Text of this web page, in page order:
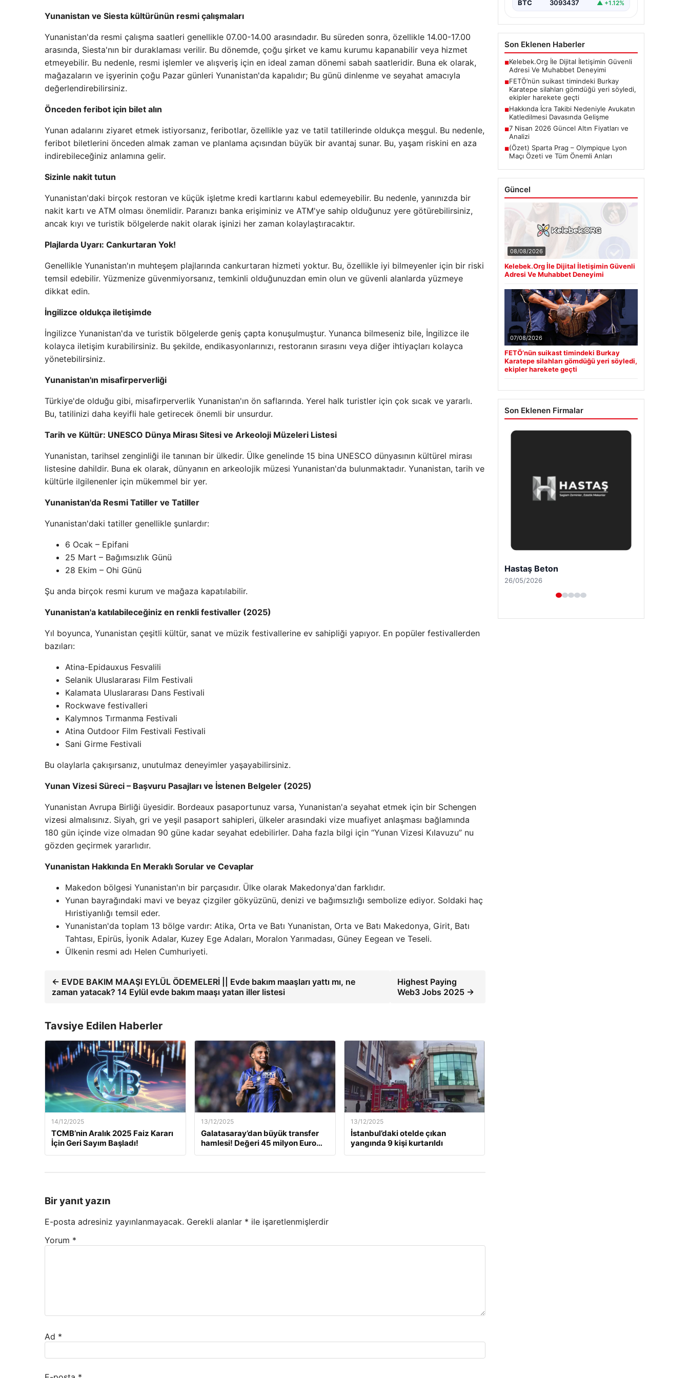
Yunanistan ve Siesta kültürünün resmi çalışmaları
Yunanistan'da resmi çalışma saatleri genellikle 07.00-14.00 arasındadır. Bu süreden sonra, özellikle 14.00-17.00
arasında, Siesta'nın bir duraklaması verilir. Bu dönemde, çoğu şirket ve kamu kurumu kapanabilir veya hizmet
etmeyebilir. Bu nedenle, resmi işlemler ve alışveriş için en ideal zaman dönemi sabah saatleridir. Buna ek olarak,
mağazaların ve işyerinin çoğu Pazar günleri Yunanistan'da kapalıdır; Bu günü dinlenme ve seyahat amacıyla
değerlendirebilirsiniz.
Önceden feribot için bilet alın
Yunan adalarını ziyaret etmek istiyorsanız, feribotlar, özellikle yaz ve tatil tatillerinde oldukça meşgul. Bu nedenle,
feribot biletlerini önceden almak zaman ve planlama açısından büyük bir avantaj sunar. Bu, yaşam riskini en aza
indirebileceğiniz anlamına gelir.
Sizinle nakit tutun
Yunanistan'daki birçok restoran ve küçük işletme kredi kartlarını kabul edemeyebilir. Bu nedenle, yanınızda bir
nakit kartı ve ATM olması önemlidir. Paranızı banka erişiminiz ve ATM'ye sahip olduğunuz yere götürebilirsiniz,
ancak kıyı ve turistik bölgelerde nakit olarak işinizi her zaman kolaylaştıracaktır.
Plajlarda Uyarı: Cankurtaran Yok!
Genellikle Yunanistan'ın muhteşem plajlarında cankurtaran hizmeti yoktur. Bu, özellikle iyi bilmeyenler için bir riski
temsil edebilir. Yüzmenize güvenmiyorsanız, temkinli olduğunuzdan emin olun ve güvenli alanlarda yüzmeye
dikkat edin.
İngilizce oldukça iletişimde
İngilizce Yunanistan'da ve turistik bölgelerde geniş çapta konuşulmuştur. Yunanca bilmeseniz bile, İngilizce ile
kolayca iletişim kurabilirsiniz. Bu şekilde, endikasyonlarınızı, restoranın sırasını veya diğer ihtiyaçları kolayca
yönetebilirsiniz.
Yunanistan'ın misafirperverliği
Türkiye'de olduğu gibi, misafirperverlik Yunanistan'ın ön saflarında. Yerel halk turistler için çok sıcak ve yararlı.
Bu, tatilinizi daha keyifli hale getirecek önemli bir unsurdur.
Tarih ve Kültür: UNESCO Dünya Mirası Sitesi ve Arkeoloji Müzeleri Listesi
Yunanistan, tarihsel zenginliği ile tanınan bir ülkedir. Ülke genelinde 15 bina UNESCO dünyasının kültürel mirası
listesine dahildir. Buna ek olarak, dünyanın en arkeolojik müzesi Yunanistan'da bulunmaktadır. Yunanistan, tarih ve
kültürle ilgilenenler için mükemmel bir yer.
Yunanistan'da Resmi Tatiller ve Tatiller
Yunanistan'daki tatiller genellikle şunlardır:
6 Ocak – Epifani
25 Mart – Bağımsızlık Günü
28 Ekim – Ohi Günü
Şu anda birçok resmi kurum ve mağaza kapatılabilir.
Yunanistan'a katılabileceğiniz en renkli festivaller (2025)
Yıl boyunca, Yunanistan çeşitli kültür, sanat ve müzik festivallerine ev sahipliği yapıyor. En popüler festivallerden
bazıları:
Atina-Epidauxus Fesvalili
Selanik Uluslararası Film Festivali
Kalamata Uluslararası Dans Festivali
Rockwave festivalleri
Kalymnos Tırmanma Festivali
Atina Outdoor Film Festivali Festivali
Sani Girme Festivali
Bu olaylarla çakışırsanız, unutulmaz deneyimler yaşayabilirsiniz.
Yunan Vizesi Süreci – Başvuru Pasajları ve İstenen Belgeler (2025)
Yunanistan Avrupa Birliği üyesidir. Bordeaux pasaportunuz varsa, Yunanistan'a seyahat etmek için bir Schengen
vizesi almalısınız. Siyah, gri ve yeşil pasaport sahipleri, ülkeler arasındaki vize muafiyet anlaşması bağlamında
180 gün içinde vize olmadan 90 güne kadar seyahat edebilirler. Daha fazla bilgi için “Yunan Vizesi Kılavuzu” nu
gözden geçirmek yararlıdır.
Yunanistan Hakkında En Meraklı Sorular ve Cevaplar
Makedon bölgesi Yunanistan'ın bir parçasıdır. Ülke olarak Makedonya'dan farklıdır.
Yunan bayrağındaki mavi ve beyaz çizgiler gökyüzünü, denizi ve bağımsızlığı sembolize ediyor. Soldaki haç
Hıristiyanlığı temsil eder.
Yunanistan'da toplam 13 bölge vardır: Atika, Orta ve Batı Yunanistan, Orta ve Batı Makedonya, Girit, Batı
Tahtası, Epirüs, İyonik Adalar, Kuzey Ege Adaları, Moralon Yarımadası, Güney Eegean ve Teseli.
Ülkenin resmi adı Helen Cumhuriyeti.
← EVDE BAKIM MAAŞI EYLÜL ÖDEMELERİ || Evde bakım maaşları yattı mı, ne
zaman yatacak? 14 Eylül evde bakım maaşı yatan iller listesi
Highest Paying
Web3 Jobs 2025 →
Tavsiye Edilen Haberler
14/12/2025
TCMB’nin Aralık 2025 Faiz Kararı
İçin Geri Sayım Başladı!
13/12/2025
Galatasaray’dan büyük transfer
hamlesi! Değeri 45 milyon Euro…
13/12/2025
İstanbul’daki otelde çıkan
yangında 9 kişi kurtarıldı
Bir yanıt yazın
E-posta adresiniz yayınlanmayacak. Gerekli alanlar * ile işaretlenmişlerdir
Yorum *
Ad *
BTC 3093437 ▲ +1.12%
Son Eklenen Haberler
■Kelebek.Org İle Dijital İletişimin Güvenli
Adresi Ve Muhabbet Deneyimi
■FETÖ’nün suikast timindeki Burkay
Karatepe silahları gömdüğü yeri söyledi,
ekipler harekete geçti
■Hakkında İcra Takibi Nedeniyle Avukatın
Katledilmesi Davasında Gelişme
■7 Nisan 2026 Güncel Altın Fiyatları ve
Analizi
■(Özet) Sparta Prag – Olympique Lyon
Maçı Özeti ve Tüm Önemli Anları
Güncel
08/08/2026
Kelebek.Org İle Dijital İletişimin Güvenli
Adresi Ve Muhabbet Deneyimi
07/08/2026
FETÖ’nün suikast timindeki Burkay
Karatepe silahları gömdüğü yeri söyledi,
ekipler harekete geçti
Son Eklenen Firmalar
Enes Kaplan Avukatlık Bürosu
28/04/2026